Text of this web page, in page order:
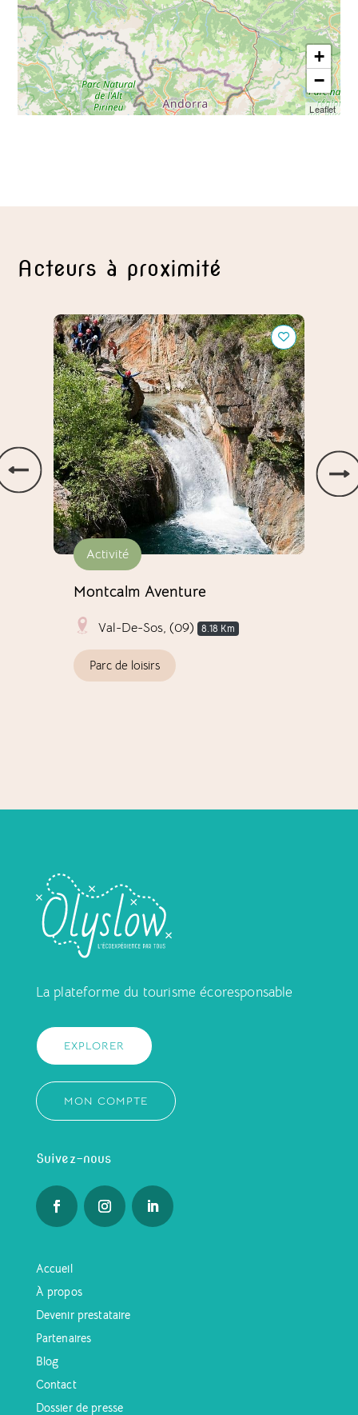
+
−
Leaflet
Acteurs à proximité
Activité
Montcalm Aventure
Val-De-Sos, (09) 8.18 Km
Parc de loisirs
Montcalm Aventure
La plateforme du tourisme écoresponsable
EXPLORER
MON COMPTE
Suivez-nous
Accueil
À propos
Devenir prestataire
Partenaires
Blog
Contact
Dossier de presse